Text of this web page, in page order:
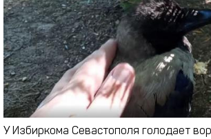
У Избиркома Севастополя голодает